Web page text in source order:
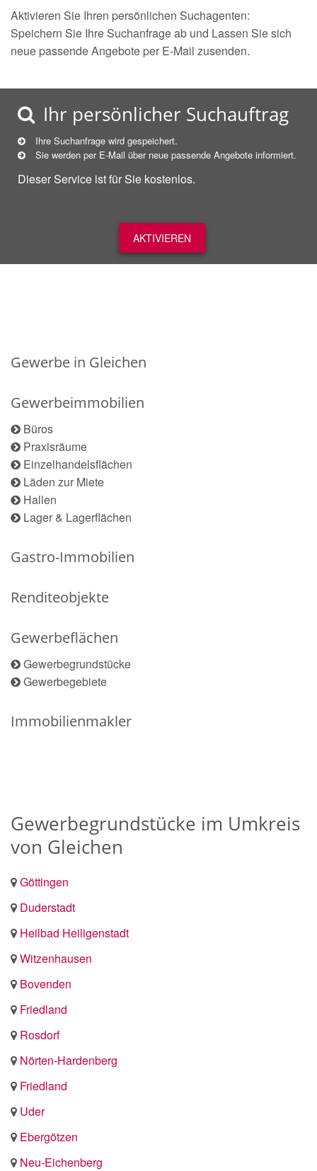
Aktivieren Sie Ihren persönlichen Suchagenten:
Speichern Sie Ihre Suchanfrage ab und Lassen Sie sich
neue passende Angebote per E-Mail zusenden.
Ihr persönlicher Suchauftrag
Ihre Suchanfrage wird gespeichert.
Sie werden per E-Mail über neue passende Angebote informiert.
Dieser Service ist für Sie kostenlos.
AKTIVIEREN
Gewerbe in Gleichen
Gewerbeimmobilien
Büros
Praxisräume
Einzelhandelsflächen
Läden zur Miete
Hallen
Lager & Lagerflächen
Gastro-Immobilien
Renditeobjekte
Gewerbeflächen
Gewerbegrundstücke
Gewerbegebiete
Immobilienmakler
Gewerbegrundstücke im Umkreis
von Gleichen
Göttingen
Duderstadt
Heilbad Heiligenstadt
Witzenhausen
Bovenden
Friedland
Rosdorf
Nörten-Hardenberg
Friedland
Uder
Ebergötzen
Neu-Eichenberg